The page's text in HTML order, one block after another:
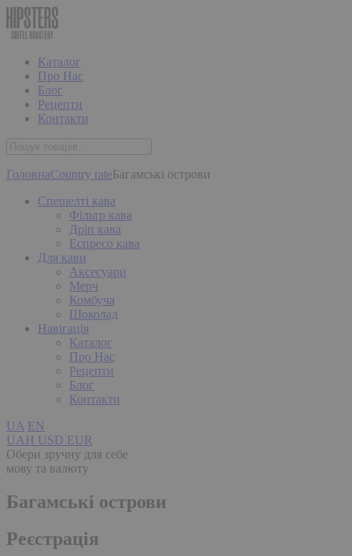
Каталог
Про Нас
Блог
Рецепти
Контакти
ГоловнаCountry rateБагамські острови
Спешелті кава
Фільтр кава
Дріп кава
Еспресо кава
Для кави
Аксесуари
Мерч
Комбуча
Шоколад
Навігація
Каталог
Про Нас
Рецепти
Блог
Контакти
UA EN
UAH USD EUR
Обери зручну для себе
мову та валюту
Багамські острови
Реєстрація